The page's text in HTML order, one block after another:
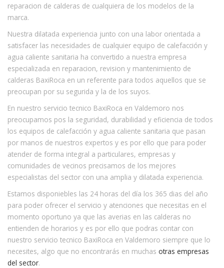
reparacion de calderas de cualquiera de los modelos de la
marca.
Nuestra dilatada experiencia junto con una labor orientada a
satisfacer las necesidades de cualquier equipo de calefacción y
agua caliente sanitaria ha convertido a nuestra empresa
especializada en reparacion, revision y mantenimiento de
calderas BaxiRoca en un referente para todos aquellos que se
preocupan por su segurida y la de los suyos.
En nuestro servicio tecnico BaxiRoca en Valdemoro nos
preocupamos pos la seguridad, durabilidad y eficiencia de todos
los equipos de calefacción y agua caliente sanitaria que pasan
por manos de nuestros expertos y es por ello que para poder
atender de forma integral a particulares, empresas y
comunidades de vecinos precisamos de los mejores
especialistas del sector con una amplia y dilatada experiencia.
Estamos disponiebles las 24 horas del día los 365 dias del año
para poder ofrecer el servicio y atenciones que necesitas en el
momento oportuno ya que las averias en las calderas no
entienden de horarios y es por ello que podras contar con
nuestro servicio tecnico BaxiRoca en Valdemoro siempre que lo
necesites, algo que no encontrarás en muchas otras empresas
del sector.